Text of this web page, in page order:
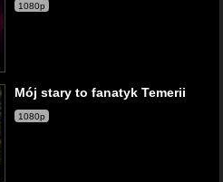
1080p
Mój stary to fanatyk Temerii
1080p